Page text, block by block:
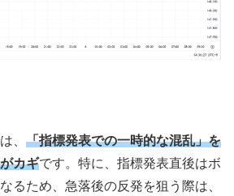
、 「指標発表での一時的な混乱」を
カギです。特に、指標発表直後はボ
るため、急落後の反発を狙う際は、